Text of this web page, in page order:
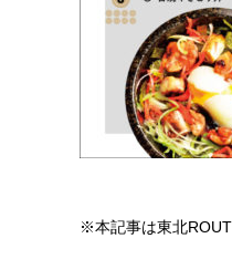
※本記事は東北